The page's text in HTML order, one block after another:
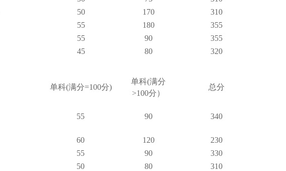
50 170
310
55 180
355
55 90
355
45 80 320
单科(满分=100分)
单科(满分
>100分）
总分
55 90 340
60 120
230
55 90
330
50 80
310